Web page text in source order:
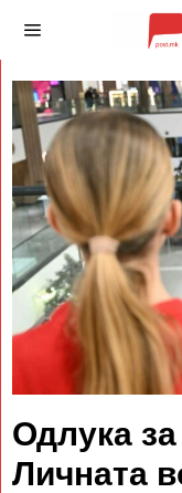
Одлука
Личната